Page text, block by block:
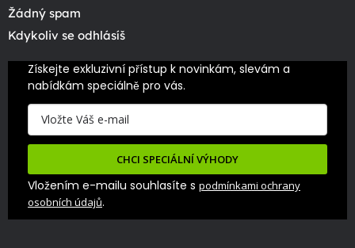
Žádný spam
Kdykoliv se odhlásíš
Získejte exkluzivní přístup k novinkám, slevám a
nabídkám speciálně pro vás.
CHCI SPECIÁLNÍ VÝHODY
Vložením e-mailu souhlasíte s podmínkami ochrany
osobních údajů.